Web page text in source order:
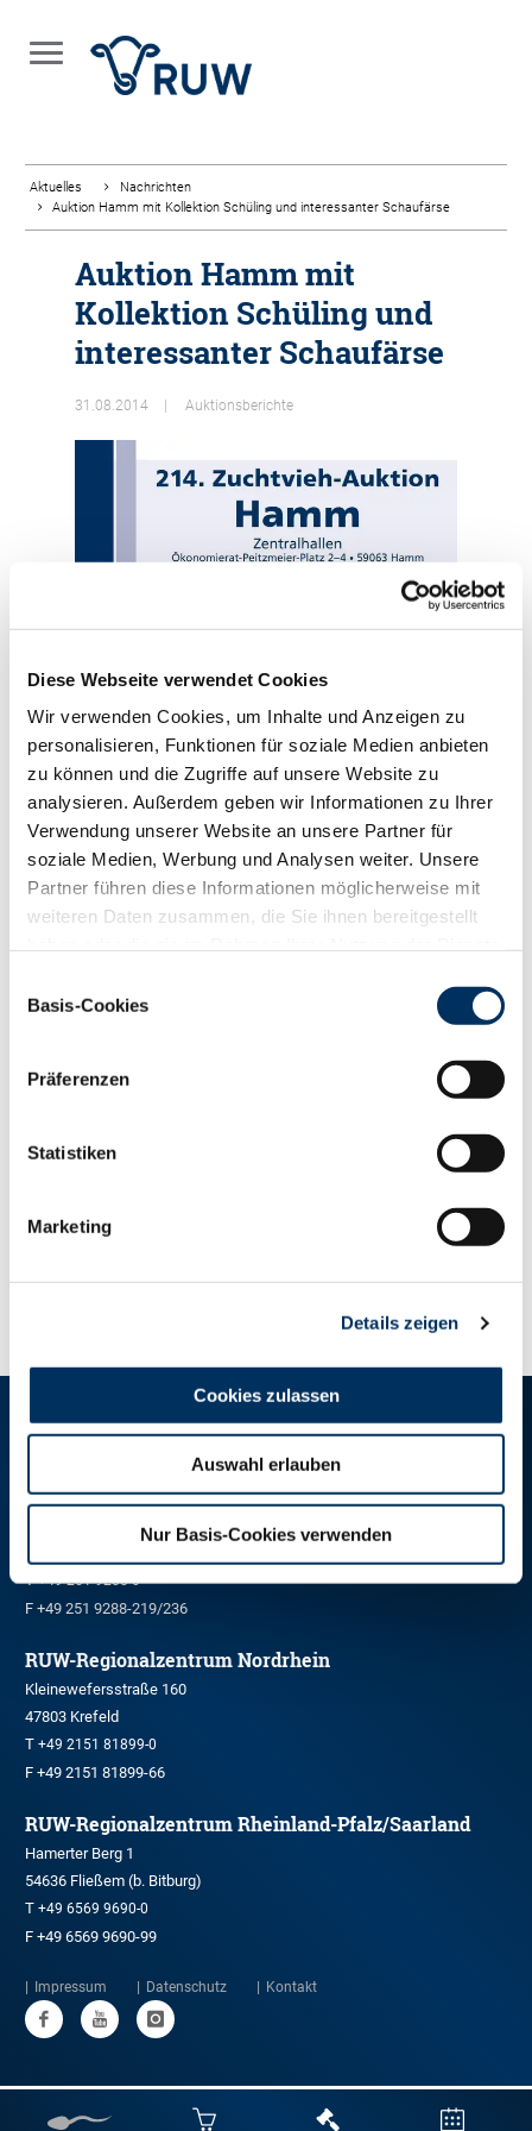
Diese Webseite verwendet Cookies
Wir verwenden Cookies, um Inhalte und Anzeigen zu
personalisieren, Funktionen für soziale Medien anbieten
zu können und die Zugriffe auf unsere Website zu
analysieren. Außerdem geben wir Informationen zu Ihrer
Verwendung unserer Website an unsere Partner für
soziale Medien, Werbung und Analysen weiter. Unsere
Partner führen diese Informationen möglicherweise mit
weiteren Daten zusammen, die Sie ihnen bereitgestellt
Cookies, wenn Sie unsere Webseite weiterhin nutzen.
Basis-Cookies
Präferenzen
Statistiken
Marketing
Details zeigen
Cookies zulassen
Auswahl erlauben
Nur Basis-Cookies verwenden
Aktuelles
Nachrichten
Auktion Hamm mit Kollektion Schüling und interessanter Schaufärse
Auktion Hamm mit
Kollektion Schüling und
interessanter Schaufärse
31.08.2014 Auktionsberichte
Link zur Betriebskollektion Schüling Milchviehbetrieb
GbR
ZUR ÜBERSICHT
RINDER-UNION WEST eG
RUW-Zentrale Münster
Schiffahrter Damm 235a
T+49 251 9288-0
F +49 251 9288-219/236
RUW-Regionalzentrum Nordrhein
Kleinewefersstraße 160
47803 Krefeld
T +49 2151 81899-0
F +49 2151 81899-66
RUW-Regionalzentrum Rheinland-Pfalz/Saarland
Hamerter Berg 1
54636 Fließem (b. Bitburg)
T +49 6569 9690-0
F +49 6569 9690-99
Impressum Datenschutz Kontakt